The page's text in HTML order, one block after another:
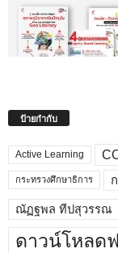
ป้ายกำกับ
Active Learning
กระทรวงศึกษาธิการ
ณัฏฐพล ทีปสุวรรณ
ดาวน์โหลด